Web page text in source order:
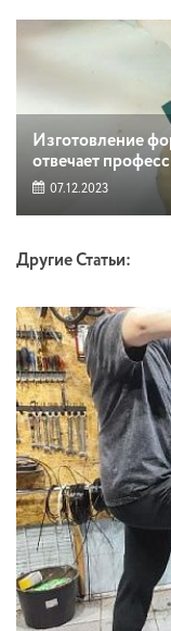
Изготовление
отвечает
07.12.2023
Другие Статьи: